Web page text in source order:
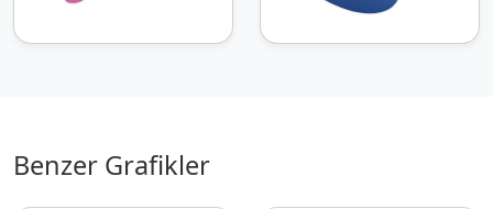
Benzer Grafikler